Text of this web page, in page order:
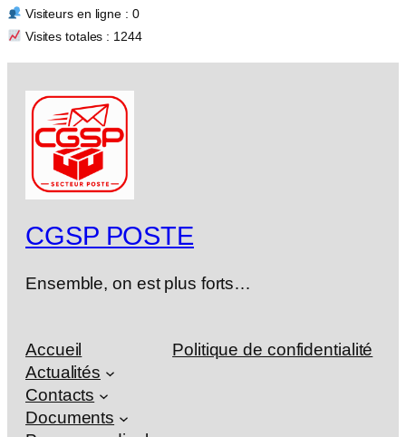
Visiteurs en ligne : 0
Visites totales : 1244
CGSP POSTE
Ensemble, on est plus forts…
Accueil
Actualités
Contacts
Documents
Politique de confidentialité